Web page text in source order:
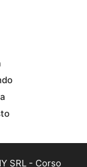
SRL - Corso